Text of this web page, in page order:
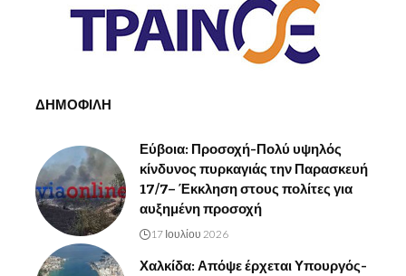
ΔΗΜΟΦΙΛΗ
Εύβοια: Προσοχή-Πολύ υψηλός
κίνδυνος πυρκαγιάς την Παρασκευή
17/7– Έκκληση στους πολίτες για
αυξημένη προσοχή
17 Ιουλίου 2026
Χαλκίδα: Απόψε έρχεται Υπουργός-